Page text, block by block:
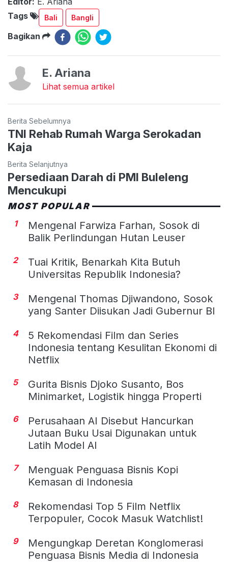
Tags
Bali Bangli
Bagikan
E. Ariana
Lihat semua artikel
Berita Sebelumnya
TNI Rehab Rumah Warga Serokadan
Kaja
Berita Selanjutnya
Persediaan Darah di PMI Buleleng
Mencukupi
MOST POPULAR
1
Mengenal Farwiza Farhan, Sosok di
Balik Perlindungan Hutan Leuser
2
Tuai Kritik, Benarkah Kita Butuh
Universitas Republik Indonesia?
3
Mengenal Thomas Djiwandono, Sosok
yang Santer Diisukan Jadi Gubernur BI
4
5 Rekomendasi Film dan Series
Indonesia tentang Kesulitan Ekonomi di
Netflix
5
Gurita Bisnis Djoko Susanto, Bos
Minimarket, Logistik hingga Properti
6
Perusahaan AI Disebut Hancurkan
Jutaan Buku Usai Digunakan untuk
Latih Model AI
7
Menguak Penguasa Bisnis Kopi
Kemasan di Indonesia
8
Rekomendasi Top 5 Film Netflix
Terpopuler, Cocok Masuk Watchlist!
9
Mengungkap Deretan Konglomerasi
Penguasa Bisnis Media di Indonesia